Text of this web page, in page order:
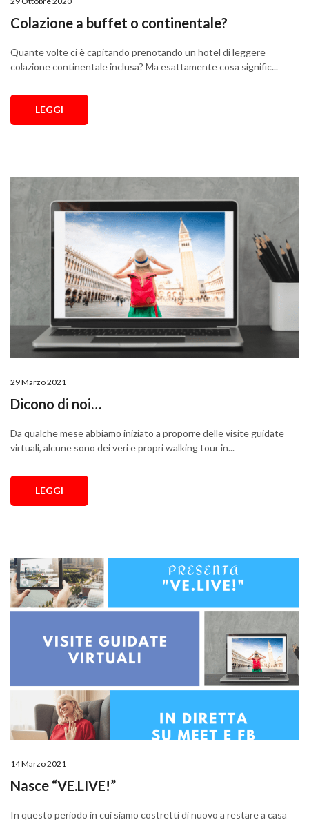
Colazione a buffet o continentale?
Quante volte ci è capitando prenotando un hotel di leggere
colazione continentale inclusa? Ma esattamente cosa signific...
LEGGI
29 Marzo 2021
Dicono di noi…
Da qualche mese abbiamo iniziato a proporre delle visite guidate
virtuali, alcune sono dei veri e propri walking tour in...
LEGGI
14 Marzo 2021
Nasce “VE.LIVE!”
In questo periodo in cui siamo costretti di nuovo a restare a casa